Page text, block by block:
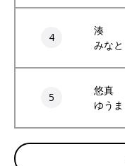
4
湊
みなと
5
悠真
ゆうま